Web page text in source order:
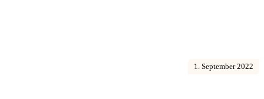
1. September 2022